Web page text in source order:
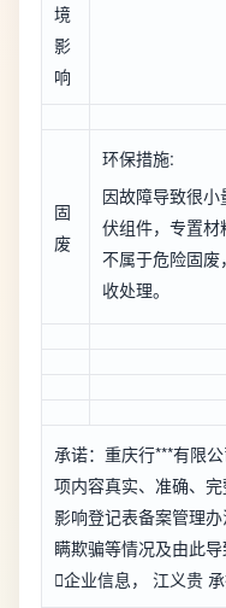
境
影
响
固
废
环保措施:
因故障导致很
伏组件，专置
不属于危险固废
收处理。
承诺：重庆行***有限
项内容真实、准确、
影响登记表备案管理
瞒欺骗等情况及由此
企业信息， 江义贵